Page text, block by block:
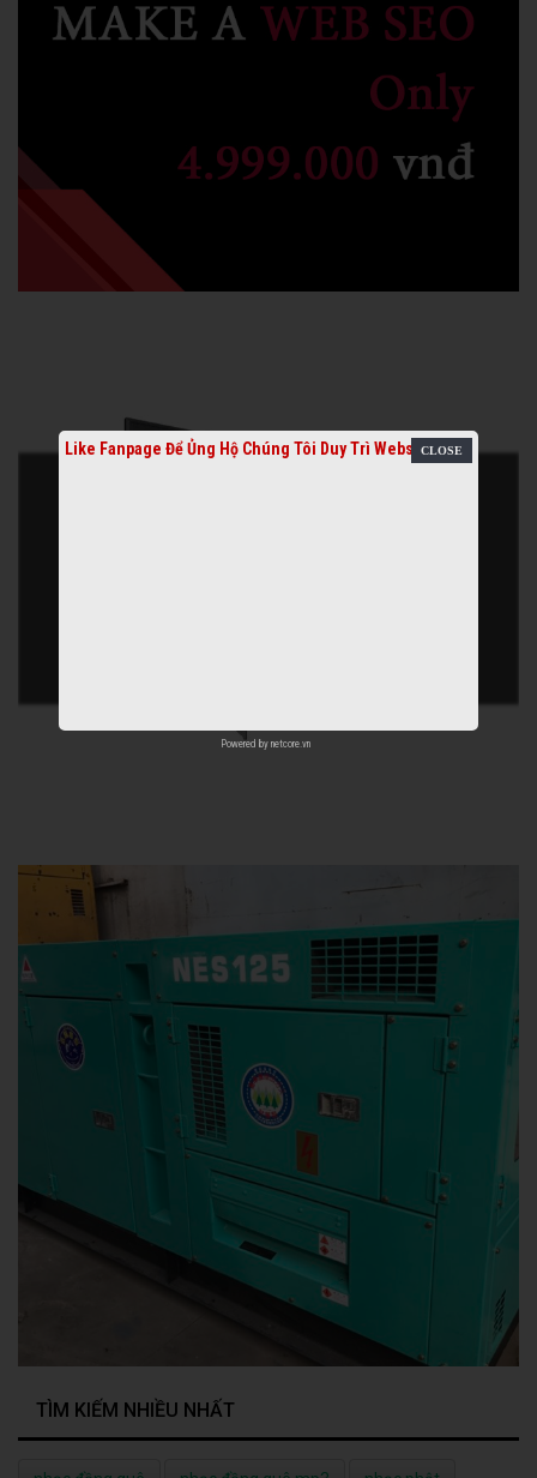
TÌM KIẾM NHIỀU NHẤT
Like Fanpage Để Ủng Hộ Chúng Tôi Duy Trì Website
Powered by netcore.vn